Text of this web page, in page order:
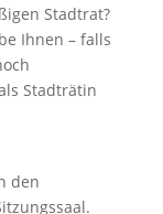
Stadtrat?
Ihnen – falls
Stadträtin
den